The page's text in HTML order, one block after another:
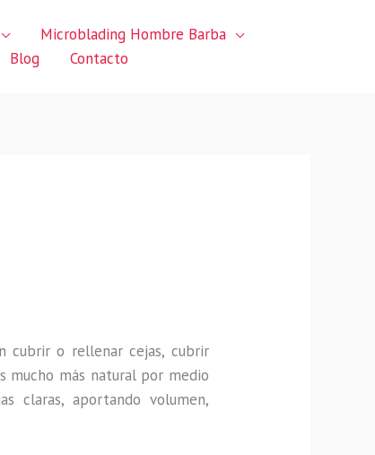
Microblading Hombre Barba
Blog Contacto
cubrir o rellenar cejas, cubrir
mucho más natural por medio
claras, aportando volumen,